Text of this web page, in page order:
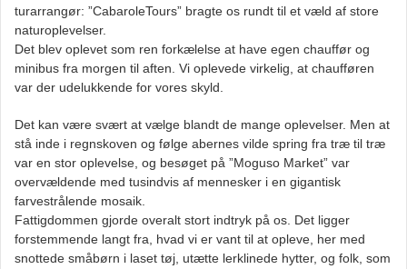
turarrangør: ”CabaroleTours” bragte os rundt til et væld af store
naturoplevelser.
Det blev oplevet som ren forkælelse at have egen chauffør og
minibus fra morgen til aften. Vi oplevede virkelig, at chaufføren
var der udelukkende for vores skyld.
Det kan være svært at vælge blandt de mange oplevelser. Men at
stå inde i regnskoven og følge abernes vilde spring fra træ til træ
var en stor oplevelse, og besøget på ”Moguso Market” var
overvældende med tusindvis af mennesker i en gigantisk
farvestrålende mosaik.
Fattigdommen gjorde overalt stort indtryk på os. Det ligger
forstemmende langt fra, hvad vi er vant til at opleve, her med
snottede småbørn i laset tøj, utætte lerklinede hytter, og folk, som